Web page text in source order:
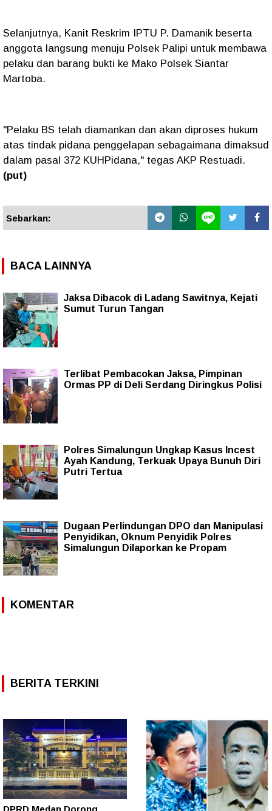
Selanjutnya, Kanit Reskrim IPTU P. Damanik beserta
anggota langsung menuju Polsek Palipi untuk membawa
pelaku dan barang bukti ke Mako Polsek Siantar
Martoba.
"Pelaku BS telah diamankan dan akan diproses hukum
atas tindak pidana penggelapan sebagaimana dimaksud
dalam pasal 372 KUHPidana," tegas AKP Restuadi.
(put)
Sebarkan:
BACA LAINNYA
Jaksa Dibacok di Ladang Sawitnya, Kejati
Sumut Turun Tangan
Terlibat Pembacokan Jaksa, Pimpinan
Ormas PP di Deli Serdang Diringkus Polisi
Polres Simalungun Ungkap Kasus Incest
Ayah Kandung, Terkuak Upaya Bunuh Diri
Putri Tertua
Dugaan Perlindungan DPO dan Manipulasi
Penyidikan, Oknum Penyidik Polres
Simalungun Dilaporkan ke Propam
KOMENTAR
BERITA TERKINI